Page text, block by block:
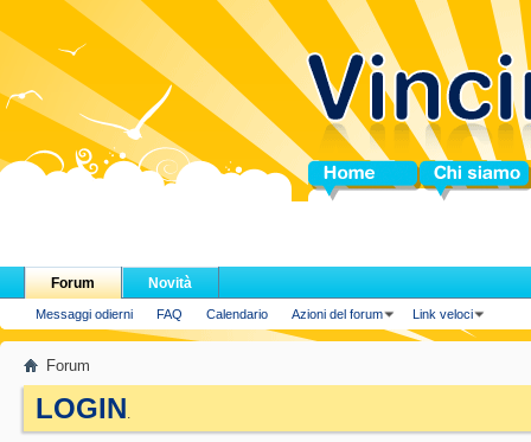
Home Chi siamo
Forum
Messaggi odierni FAQ Calendario Azioni del forum Link veloci
Novità
Forum
LOGIN.